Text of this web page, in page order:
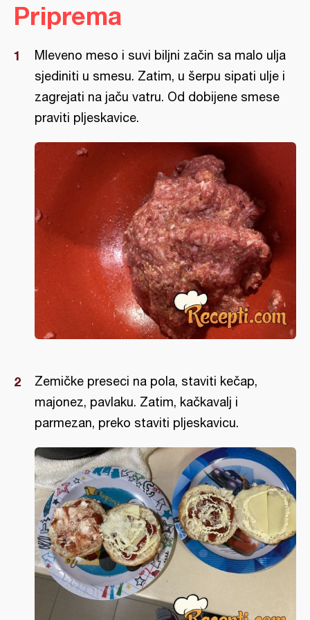
Priprema
Mleveno meso i suvi biljni začin sa malo ulja
sjediniti u smesu. Zatim, u šerpu sipati ulje i
zagrejati na jaču vatru. Od dobijene smese
praviti pljeskavice.
Zemičke preseci na pola, staviti kečap,
majonez, pavlaku. Zatim, kačkavalj i
parmezan, preko staviti pljeskavicu.